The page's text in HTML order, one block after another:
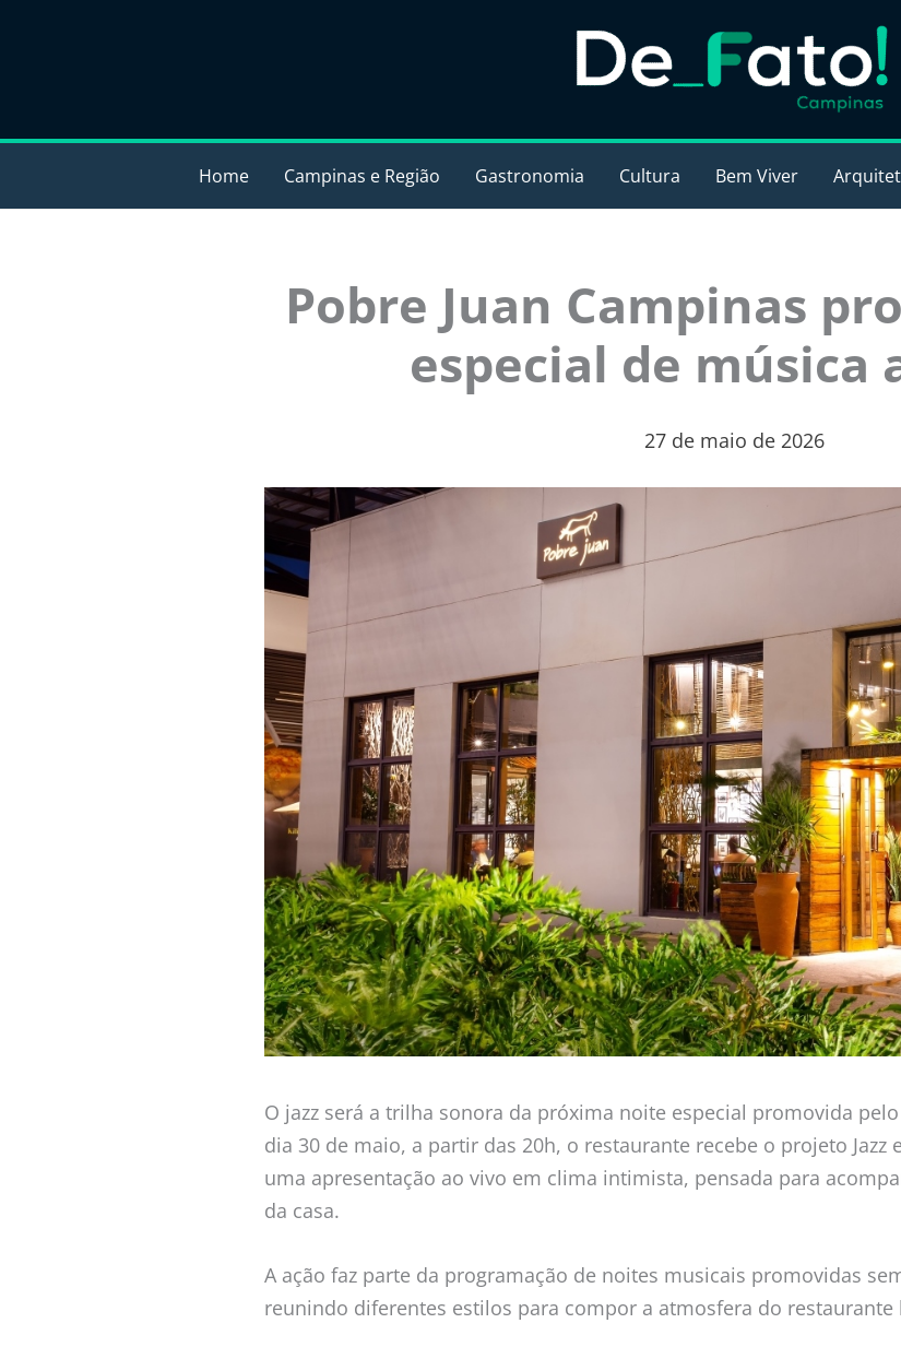
Home Campinas e Região Gastronomia Cultura Bem Viver
Pobre Juan Campinas
especial de música
27 de maio de 2026
O jazz será a trilha sonora da próxima noite especial promovida
dia 30 de maio, a partir das 20h, o restaurante recebe o projeto Jazz
uma apresentação ao vivo em clima intimista, pensada para
da casa.
A ação faz parte da programação de noites musicais promovidas
reunindo diferentes estilos para compor a atmosfera do